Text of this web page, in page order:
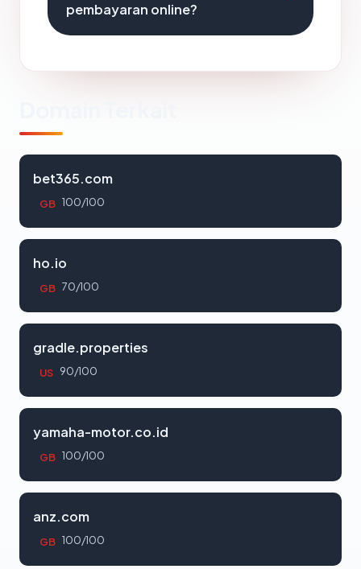
pembayaran online?
bet365.com
GB 100/100
ho.io
GB 70/100
gradle.properties
US 90/100
yamaha-motor.co.id
GB 100/100
anz.com
GB 100/100